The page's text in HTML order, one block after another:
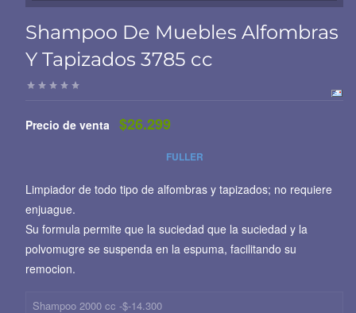
Shampoo De Muebles Alfombras
Y Tapizados 3785 cc
Precio de venta $26.299
FULLER
Limpiador de todo tipo de alfombras y tapizados; no requiere
enjuague.
Su formula permite que la suciedad que la suciedad y la
polvomugre se suspenda en la espuma, facilitando su
remocion.
Shampoo 2000 cc -$-14.300